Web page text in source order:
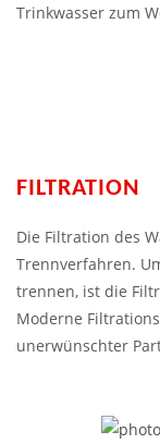
Trinkwasser zum
FILTRATION
Die Filtration des
Trennverfahren.
trennen, ist die
Moderne
unerwünschter